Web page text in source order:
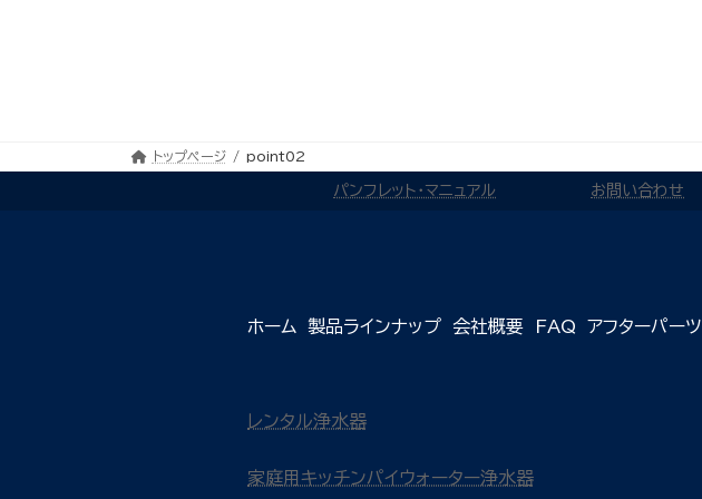
トップページ point02
パンフレット・マニュアル お問い合わせ
ホーム 製品ラインナップ 会社概要 FAQ アフターパーツ
レンタル浄水器
家庭用キッチンパイウォーター浄水器